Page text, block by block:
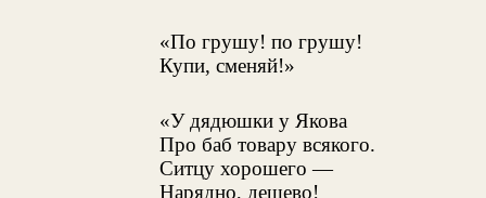
«По грушу! по грушу!
Купи, сменяй!»
«У дядюшки у Якова
Про баб товару всякого.
Ситцу хорошего —
Нарядно, дешево!